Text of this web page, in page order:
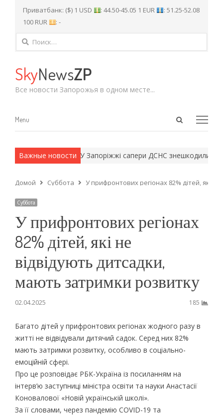
Приватбанк: ($) 1 USD : 44.50-45.05 1 EUR
: 51.25-52.08
100 RUR
: -
Найти:
SkyNewsZP
Все новости Запорожья в одном месте...
Open
Menu
Menu
Важные новости
методы. У Запоріжжі сапери ДСНС знешкодили
Домой Суббота У прифронтових регіонах 82% дітей, які
Суббота
У прифронтових регіонах
82% дітей, які не
відвідують дитсадки,
мають затримки розвитку
02.04.2025 185
Багато дітей у прифронтових регіонах жодного разу в
житті не відвідували дитячий садок. Серед них 82%
мають затримки розвитку, особливо в соціально-
емоційній сфері.
Про це розповідає РБК-Україна із посиланням на
інтерв’ю заступниці міністра освіти та науки Анастасії
Коновалової «Новій українській школі».
За її словами, через пандемію COVID-19 та